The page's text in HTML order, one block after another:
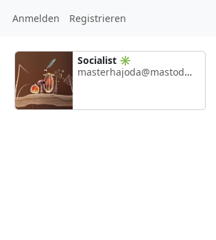
Anmelden Registrieren
Socialist ✳️
masterhajoda@mastodon.social